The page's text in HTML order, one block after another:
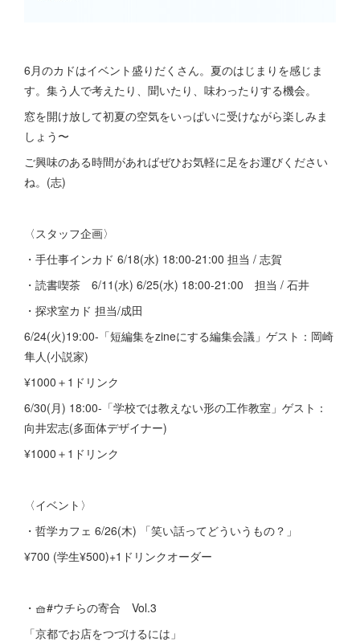
6月のカドはイベント盛りだくさん。夏のはじまりを感じま
す。集う人で考えたり、聞いたり、味わったりする機会。
窓を開け放して初夏の空気をいっぱいに受けながら楽しみま
しょう〜
ご興味のある時間があればぜひお気軽に足をお運びください
ね。(志)
〈スタッフ企画〉
・手仕事インカド 6/18(水) 18:00-21:00 担当 / 志賀
・読書喫茶 6/11(水) 6/25(水) 18:00-21:00 担当 / 石井
・探求室カド 担当/成田
6/24(火)19:00-「短編集をzineにする編集会議」ゲスト：岡崎
隼人(小説家)
¥1000＋1ドリンク
6/30(月) 18:00-「学校では教えない形の工作教室」ゲスト：
向井宏志(多面体デザイナー)
¥1000＋1ドリンク
〈イベント〉
・哲学カフェ 6/26(木) 「笑い話ってどういうもの？」
¥700 (学生¥500)+1ドリンクオーダー
・🧺#ウチらの寄合 Vol.3
「京都でお店をつづけるには」